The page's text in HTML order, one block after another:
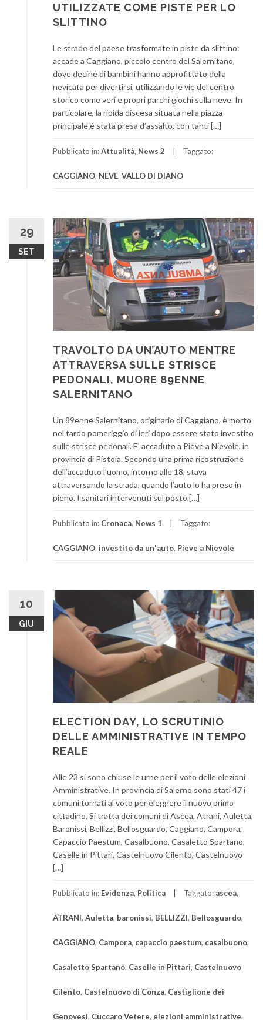
UTILIZZATE COME PISTE PER LO
SLITTINO
Le strade del paese trasformate in piste da slittino:
accade a Caggiano, piccolo centro del Salernitano,
dove decine di bambini hanno approfittato della
nevicata per divertirsi, utilizzando le vie del centro
storico come veri e propri parchi giochi sulla neve. In
particolare, la ripida discesa situata nella piazza
principale è stata presa d’assalto, con tanti […]
Pubblicato in:Attualità, News 2 Taggato:
CAGGIANO, NEVE, VALLO DI DIANO
29
SET
TRAVOLTO DA UN’AUTO MENTRE
ATTRAVERSA SULLE STRISCE
PEDONALI, MUORE 89ENNE
SALERNITANO
Un 89enne Salernitano, originario di Caggiano, è morto
nel tardo pomeriggio di ieri dopo essere stato investito
sulle strisce pedonali. E’ accaduto a Pieve a Nievole, in
provincia di Pistoia. Secondo una prima ricostruzione
dell’accaduto l’uomo, intorno alle 18, stava
attraversando la strada, quando l’auto lo ha preso in
pieno. I sanitari intervenuti sul posto […]
Pubblicato in: Cronaca, News 1 Taggato:
CAGGIANO, investito da un'auto, Pieve a Nievole
10
GIU
ELECTION DAY, LO SCRUTINIO
DELLE AMMINISTRATIVE IN TEMPO
REALE
Alle 23 si sono chiuse le urne per il voto delle elezioni
Amministrative. In provincia di Salerno sono stati 47 i
comuni tornati al voto per eleggere il nuovo primo
cittadino. Si tratta dei comuni di Ascea, Atrani, Auletta,
Baronissi, Bellizzi, Bellosguardo, Caggiano, Campora,
Capaccio Paestum, Casalbuono, Casaletto Spartano,
Caselle in Pittari, Castelnuovo Cilento, Castelnuovo
[…]
Pubblicato in: Evidenza, Politica Taggato: ascea,
ATRANI, Auletta, baronissi, BELLIZZI, Bellosguardo,
CAGGIANO, Campora, capaccio paestum, casalbuono,
Casaletto Spartano, Caselle in Pittari, Castelnuovo
Cilento, Castelnuovo di Conza, Castiglione dei
Genovesi, Cuccaro Vetere, elezioni amministrative,